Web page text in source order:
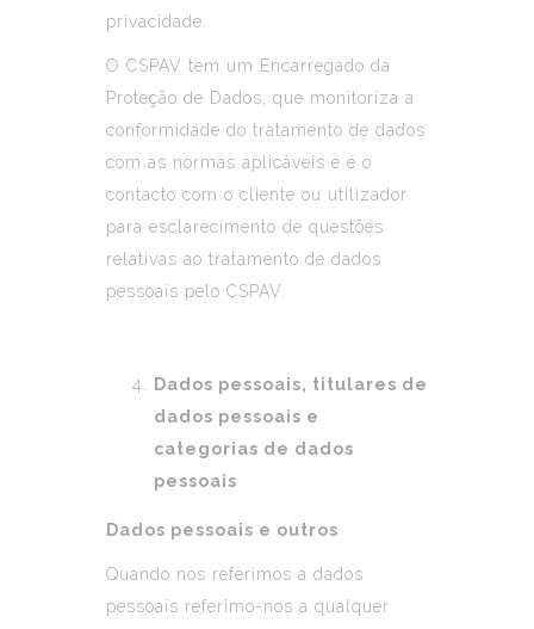
privacidade.
O CSPAV tem um Encarregado da
Proteção de Dados, que monitoriza a
conformidade do tratamento de dados
com as normas aplicáveis e é o
contacto com o cliente ou utilizador
para esclarecimento de questões
relativas ao tratamento de dados
pessoais pelo CSPAV.
Dados pessoais, titulares de
dados pessoais e
categorias de dados
pessoais
Dados pessoais e outros
Quando nos referimos a dados
pessoais referimo-nos a qualquer